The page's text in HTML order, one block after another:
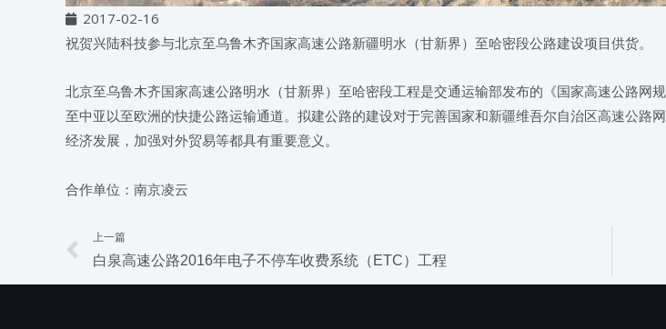
2017-02-16
祝贺兴陆科技参与北京至乌鲁木齐国家高速公路新疆明水（甘新界）至哈密段公路建设项目供货。
北京至乌鲁木齐国家高速公路明水（甘新界）至哈密段工程是交通运输部发布的《国家高速公路
至中亚以至欧洲的快捷公路运输通道。拟建公路的建设对于完善国家和新疆维吾尔自治区高速公路
经济发展，加强对外贸易等都具有重要意义。
合作单位：南京凌云
Prev
上一篇
白泉高速公路2016年电子不停车收费系统（ETC）工程